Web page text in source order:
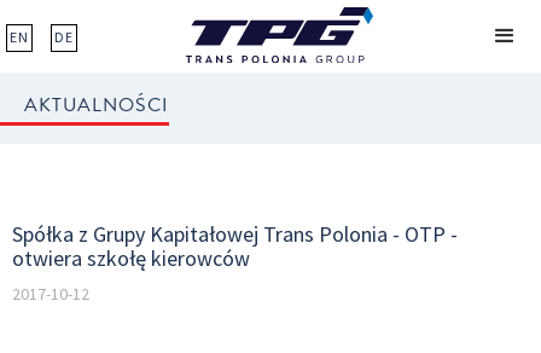
EN DE
AKTUALNOŚCI
Spółka z Grupy Kapitałowej Trans Polonia - OTP -
otwiera szkołę kierowców
2017-10-12